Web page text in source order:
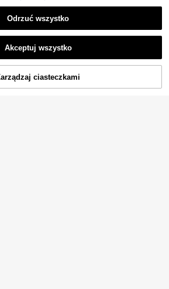
TERAZ
Odrzuć wszystko
Akceptuj wszystko
ciasteczkami